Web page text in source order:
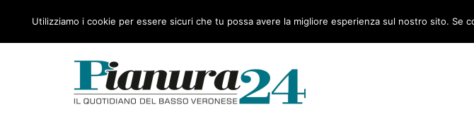
Utilizziamo i cookie per essere sicuri che tu possa avere la migliore esperienza sul nostro sito. Se